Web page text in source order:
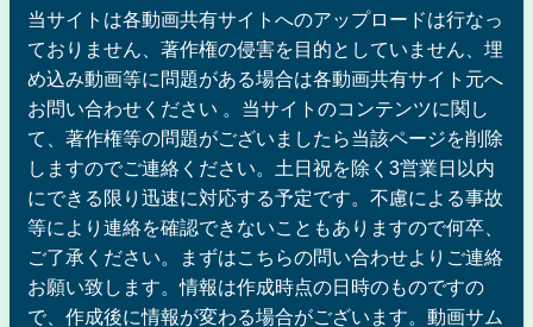
当サイトは各動画共有サイトへのアップロードは行なっ
ておりません、著作権の侵害を目的としていません、埋
め込み動画等に問題がある場合は各動画共有サイト元へ
お問い合わせください 。当サイトのコンテンツに関し
て、著作権等の問題がございましたら当該ページを削除
しますのでご連絡ください。土日祝を除く3営業日以内
にできる限り迅速に対応する予定です。不慮による事故
等により連絡を確認できないこともありますので何卒、
ご了承ください。まずはこちらの問い合わせよりご連絡
お願い致します。情報は作成時点の日時のものですの
で、作成後に情報が変わる場合がございます。動画サム